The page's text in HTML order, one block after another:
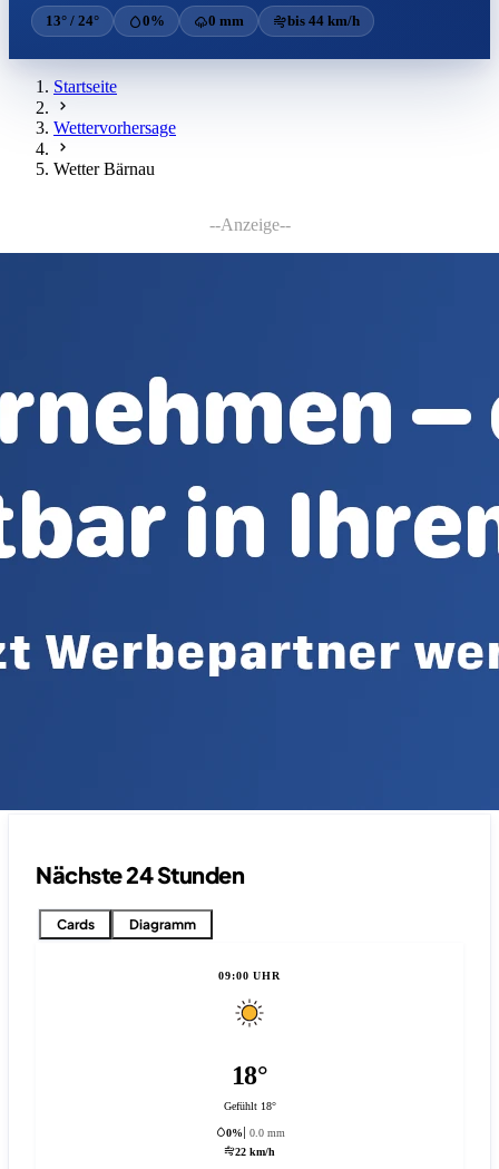
13° / 24° 0% 0 mm bis 44 km/h
Startseite
Wettervorhersage
Wetter Bärnau
--Anzeige--
Nächste 24 Stunden
Cards Diagramm
09:00 UHR
18°
Gefühlt 18°
0%
0.0 mm
22 km/h